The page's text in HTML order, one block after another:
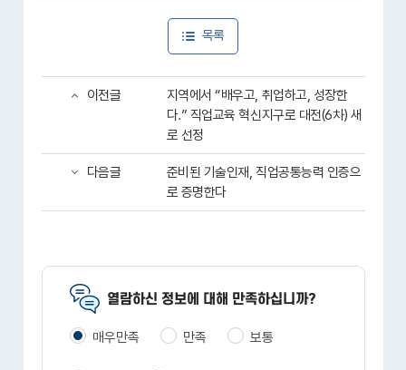
목록
이전글
지역에서 “배우고, 취업하고, 성장한
다.” 직업교육 혁신지구로 대전(6차) 새
로 선정
다음글
준비된 기술인재, 직업공통능력 인증으
로 증명한다
열람하신 정보에 대해 만족하십니까?
매우만족 만족 보통